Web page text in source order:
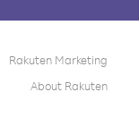
Rakuten Marketing
About Rakuten